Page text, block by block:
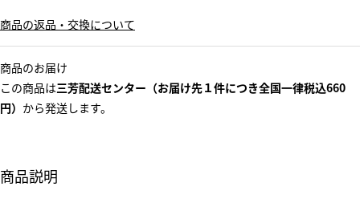
商品の返品・交換について
商品のお届け
この商品は三芳配送センター（お届け先１件につき全国一律税込660
円） から発送します。
商品説明